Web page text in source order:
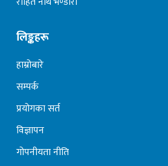
लिङ्कहरू
हाम्रोबारे
सम्पर्क
प्रयोगका सर्त
विज्ञापन
गोपनीयता नीति